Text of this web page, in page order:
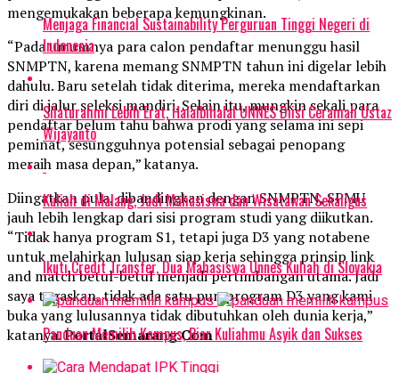
mengemukakan beberapa kemungkinan.
“Pada umumnya para calon pendaftar menunggu hasil
SNMPTN, karena memang SNMPTN tahun ini digelar lebih
dahulu. Baru setelah tidak diterima, mereka mendaftarkan
diri di jalur seleksi mandiri. Selain itu, mungkin sekali para
pendaftar belum tahu bahwa prodi yang selama ini sepi
peminat, sesungguhnya potensial sebagai penopang
meraih masa depan,” katanya.
Diingatkan pula, dibandingkan dengan SNMPTN, SPMU
jauh lebih lengkap dari sisi program studi yang diikutkan.
“Tidak hanya program S1, tetapi juga D3 yang notabene
untuk melahirkan lulusan siap kerja sehingga prinsip link
and match betul-betul menjadi pertimbangan utama. Jadi
saya tegaskan, tidak ada satu pun program D3 yang kami
buka yang lulusannya tidak dibutuhkan oleh dunia kerja,”
katanya.PortalSemarang.Com
Menjaga Financial Sustainability Perguruan Tinggi Negeri di
Indonesia
Silaturahmi Lebih Erat, Halalbihalal UNNES Diisi Ceramah Ustaz
Wijayanto
Kuliah di Malang, Jadi Mahasiswa dan Wisatawan Sekaligus
Ikuti Credit Transfer, Dua Mahasiswa Unnes Kuliah di Slovakia
Panduan Memilih Kampus, Biar Kuliahmu Asyik dan Sukses